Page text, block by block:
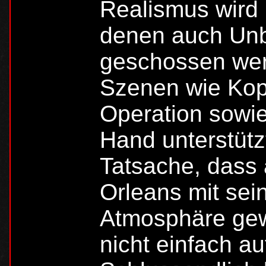
Realismus
denen auch
geschossen
Szenen wie
Operation
Hand
Tatsache,
Orleans mit
Atmosphäre
nicht einfach